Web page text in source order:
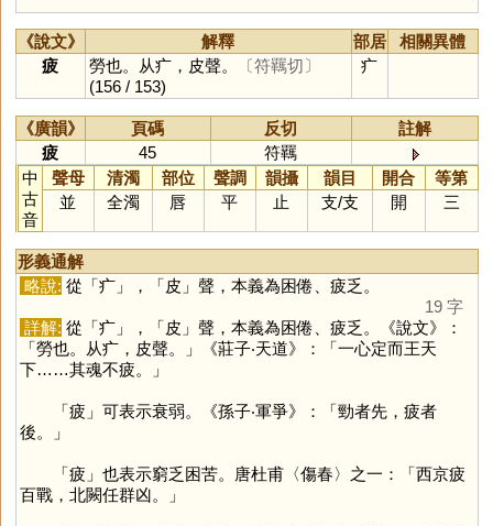
《說文》 解釋 部居
相關異體
疲
勞也。从疒，皮聲。
〔符羈切〕
(156 / 153)
疒
《廣韻》 頁碼 反切
註解
疲
45
符羈
中
古
音
聲母 清濁 部位 聲調 韻攝 韻目 開合
等第
並
全濁 唇 平 止 支/支 開 三
形義通解
略說: 從「疒」，「皮 」聲，本義為困倦、疲乏。
19 字
詳解: 從「疒」，「皮 」聲，本義為困倦、疲乏。《說文》：
「勞也。从疒，皮聲。」《莊子‧天道》：「一心定而王天
下……其魂不疲。」
「疲 」可表示衰弱。《孫子‧軍爭》：「勁者先，疲者
後。」
「疲 」也表示窮乏困苦。唐杜甫〈傷春〉之一：「西京疲
百戰，北闕任群凶。」